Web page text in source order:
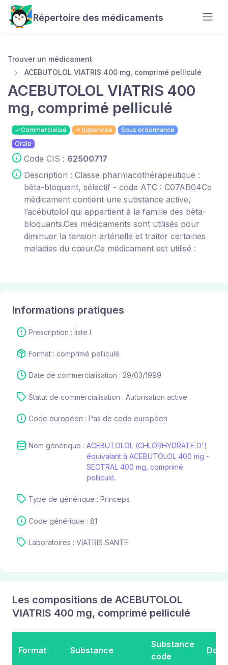
Répertoire des médicaments
Trouver un médicament
ACEBUTOLOL VIATRIS 400 mg, comprimé pelliculé
ACEBUTOLOL VIATRIS 400
mg, comprimé pelliculé
Commercialisé Supervisé
Sous ordonnance
Orale
Code CIS : 62500717
Description : Classe pharmacothérapeutique :
bêta-bloquant, sélectif - code ATC : C07AB04Ce
médicament contient une substance active,
l’acébutolol qui appartient à la famille des bêta-
bloquants.Ces médicaments sont utilisés pour
diminuer la tension artérielle et traiter certaines
maladies du cœur.Ce médicament est utilisé :
Informations pratiques
Prescription : liste I
Format : comprimé pelliculé
Date de commercialisation : 29/03/1999
Statut de commercialisation : Autorisation active
Code européen : Pas de code européen
Nom générique : ACEBUTOLOL (CHLORHYDRATE D')
équivalant à ACEBUTOLOL 400 mg -
SECTRAL 400 mg, comprimé
pelliculé.
Type de générique : Princeps
Code générique : 81
Laboratoires : VIATRIS SANTE
Les compositions de ACEBUTOLOL
VIATRIS 400 mg, comprimé pelliculé
Format Substance
Substance
code